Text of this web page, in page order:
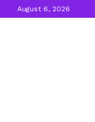
August 6, 2026